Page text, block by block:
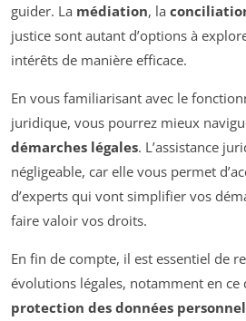
guider. La médiation, la
justice sont autant d’options à
intérêts de manière efficace.
En vous familiarisant avec le
juridique, vous pourrez mieux
démarches légales. L’assistance
négligeable, car elle vous permet
d’experts qui vont simplifier vos
faire valoir vos droits.
En fin de compte, il est essentiel de
évolutions légales, notamment en ce
protection des données